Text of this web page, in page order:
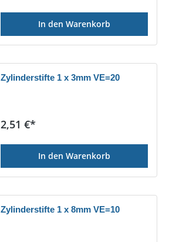
In den Warenkorb
Zylinderstifte 1 x 3mm VE=20
Regulärer Preis:
2,51 €*
In den Warenkorb
Zylinderstifte 1 x 8mm VE=10